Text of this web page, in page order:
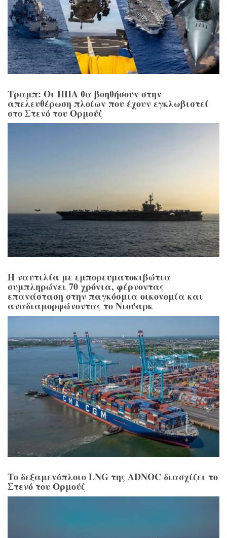
Τραμπ: Οι ΗΠΑ θα βοηθήσουν στην
απελευθέρωση πλοίων που έχουν εγκλωβιστεί
στο Στενό του Ορμούζ
Η ναυτιλία με εμπορευματοκιβώτια
συμπληρώνει 70 χρόνια, φέρνοντας
επανάσταση στην παγκόσμια οικονομία και
αναδιαμορφώνοντας το Νιούαρκ
Το δεξαμενόπλοιο LNG της ADNOC διασχίζει το
Στενό του Ορμούζ